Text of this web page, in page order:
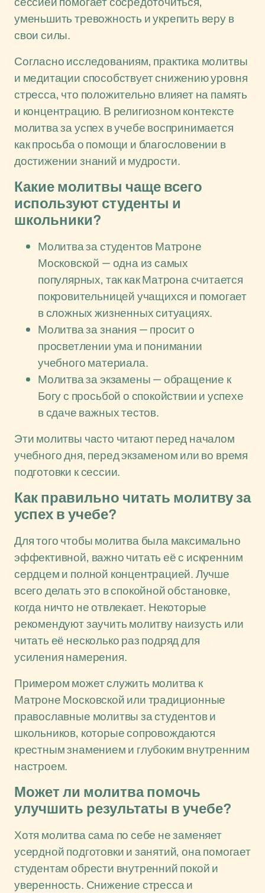
уменьшить тревожность и укрепить веру в
свои силы.
Согласно исследованиям, практика молитвы
и медитации способствует снижению уровня
стресса, что положительно влияет на память
и концентрацию. В религиозном контексте
молитва за успех в учебе воспринимается
как просьба о помощи и благословении в
достижении знаний и мудрости.
Какие молитвы чаще всего
используют студенты и
школьники?
Молитва за студентов Матроне
Московской — одна из самых
популярных, так как Матрона считается
покровительницей учащихся и помогает
в сложных жизненных ситуациях.
Молитва за знания — просит о
просветлении ума и понимании
учебного материала.
Молитва за экзамены — обращение к
Богу с просьбой о спокойствии и успехе
в сдаче важных тестов.
Эти молитвы часто читают перед началом
учебного дня, перед экзаменом или во время
подготовки к сессии.
Как правильно читать молитву за
успех в учебе?
Для того чтобы молитва была максимально
эффективной, важно читать её с искренним
сердцем и полной концентрацией. Лучше
всего делать это в спокойной обстановке,
когда ничто не отвлекает. Некоторые
рекомендуют заучить молитву наизусть или
читать её несколько раз подряд для
усиления намерения.
Примером может служить молитва к
Матроне Московской или традиционные
православные молитвы за студентов и
школьников, которые сопровождаются
крестным знамением и глубоким внутренним
настроем.
Может ли молитва помочь
улучшить результаты в учебе?
Хотя молитва сама по себе не заменяет
усердной подготовки и занятий, она помогает
студентам обрести внутренний покой и
уверенность. Снижение стресса и